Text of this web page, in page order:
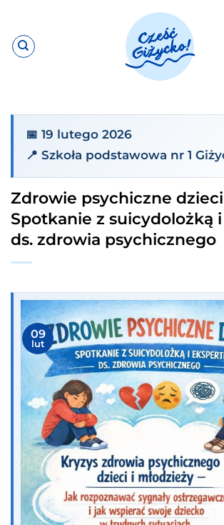
zawartości
📅 19 lutego 2026
📍 Szkoła podstawowa nr 1
Zdrowie psychiczne
Spotkanie z suicydolożką
ds. zdrowia psychicznego
09
lut